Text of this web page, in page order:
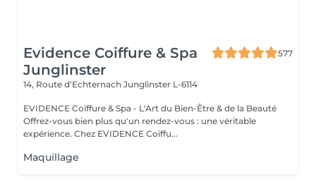
Evidence Coiffure & Spa
Junglinster
577
14, Route d‘Echternach Junglinster L-6114
EVIDENCE Coiffure & Spa - L'Art du Bien-Être & de la Beauté
Offrez-vous bien plus qu'un rendez-vous : une véritable
expérience. Chez EVIDENCE Coiffu...
Maquillage